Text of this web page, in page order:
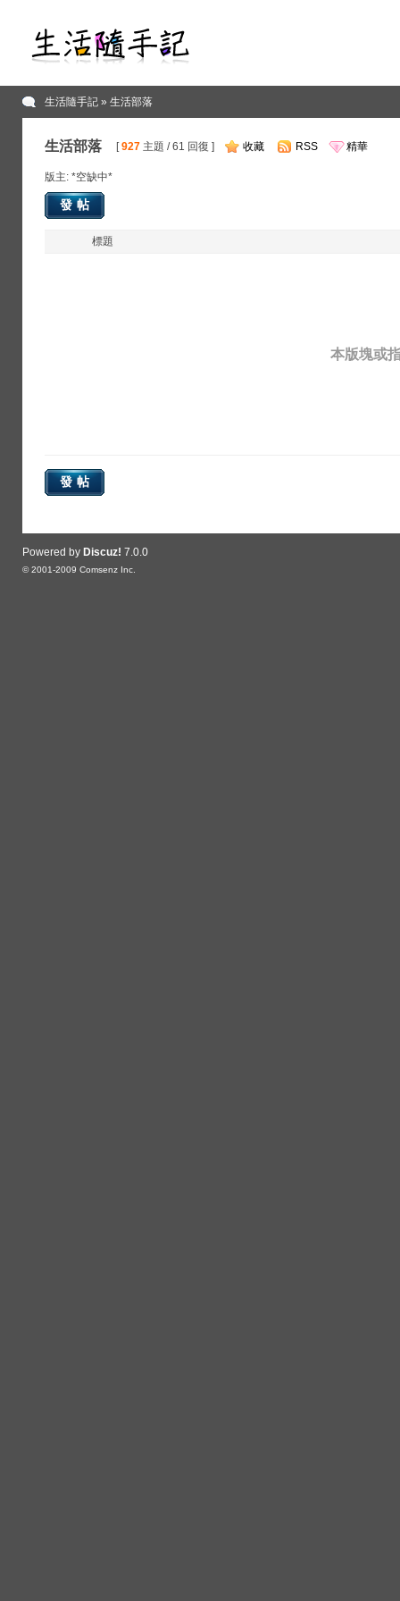
生活隨手記» 生活部落
生活部落 [927主題 / 61 回復 ] 收藏 RSS 精華
版主: *空缺中*
發帖
標題
本版塊或
發帖
Powered by Discuz! 7.0.0
© 2001-2009 Comsenz Inc.